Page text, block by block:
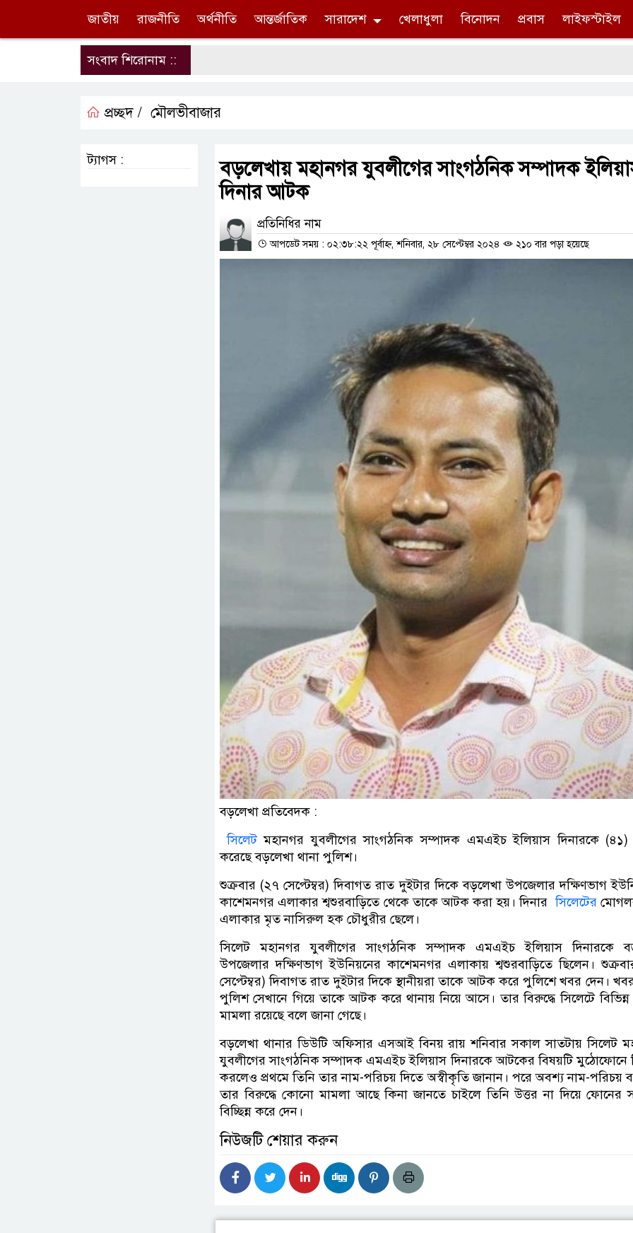
জাতীয় রাজনীতি অর্থনীতি আন্তর্জাতিক সারাদেশ খেলাধুলা বিনোদন প্রবাস লাইফস্টাইল
সংবাদ শিরোনাম ::
প্রচ্ছদ / মৌলভীবাজার
বড়লেখায় মহানগর যুবলীগের সাংগঠনিক সম্পাদক
দিনার আটক
প্রতিনিধির নাম
আপডেট সময় : ০২:৩৮:২২ পূর্বাহ্ন, শনিবার, ২৮ সেপ্টেম্বর ২০২৪ ২১০ বার পড়া হয়েছে
বড়লেখা প্রতিবেদক :
সিলেটমহানগর যুবলীগের সাংগঠনিক সম্পাদক এমএইচ ইলিয়াস দিনারকে
করেছে বড়লেখা থানা পুলিশ।
শুক্রবার (২৭ সেপ্টেম্বর) দিবাগত রাত দুইটার দিকে বড়লেখা উপজেলার দক্ষিণভাগ
কাশেমনগর এলাকার শ্বশুরবাড়িতে থেকে তাকে আটক করা হয়। দিনার সিলেটের
এলাকার মৃত নাসিরুল হক চৌধুরীর ছেলে।
সিলেট মহানগর যুবলীগের সাংগঠনিক সম্পাদক এমএইচ ইলিয়াস দিনারকে
উপজেলার দক্ষিণভাগ ইউনিয়নের কাশেমনগর এলাকায় শ্বশুরবাড়িতে ছিলেন।
সেপ্টেম্বর) দিবাগত রাত দুইটার দিকে স্থানীয়রা তাকে আটক করে পুলিশে খবর দেন।
পুলিশ সেখানে গিয়ে তাকে আটক করে থানায় নিয়ে আসে। তার বিরুদ্ধে সিলেটে বিভিন্ন
মামলা রয়েছে বলে জানা গেছে।
বড়লেখা থানার ডিউটি অফিসার এসআই বিনয় রায় শনিবার সকাল সাতটায় সিলেট
যুবলীগের সাংগঠনিক সম্পাদক এমএইচ ইলিয়াস দিনারকে আটকের বিষয়টি মুঠোফোনে
করলেও প্রথমে তিনি তার নাম-পরিচয় দিতে অস্বীকৃতি জানান। পরে অবশ্য নাম-পরিচয়
তার বিরুদ্ধে কোনো মামলা আছে কিনা জানতে চাইলে তিনি উত্তর না দিয়ে ফোনের
বিচ্ছিন্ন করে দেন।
নিউজটি শেয়ার করুন
ট্যাগস :